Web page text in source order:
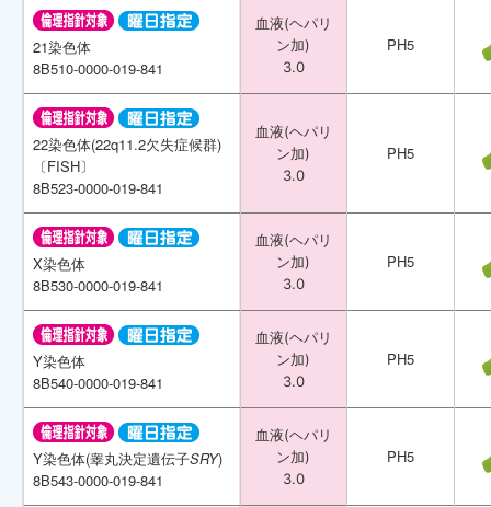
21染色体
8B510-0000-019-841
血液(ヘパリ
ン加)
3.0
PH5
22染色体(22q11.2欠失症候群)
〔FISH〕
8B523-0000-019-841
血液(ヘパリ
ン加)
3.0
PH5
X染色体
8B530-0000-019-841
血液(ヘパリ
ン加)
3.0
PH5
Y染色体
8B540-0000-019-841
血液(ヘパリ
ン加)
3.0
PH5
Y染色体(睾丸決定遺伝子SRY)
8B543-0000-019-841
血液(ヘパリ
ン加)
3.0
PH5
21染色体
8B510-0000-019-841
血液(ヘパリ
ン加)
3.0
PH5
22染色体(22q11.2欠失症候群)
〔FISH〕
8B523-0000-019-841
血液(ヘパリ
ン加)
3.0
PH5
X染色体
8B530-0000-019-841
血液(ヘパリ
ン加)
3.0
PH5
Y染色体
8B540-0000-019-841
血液(ヘパリ
ン加)
3.0
PH5
Y染色体(睾丸決定遺伝子SRY)
8B543-0000-019-841
血液(ヘパリ
ン加)
3.0
PH5